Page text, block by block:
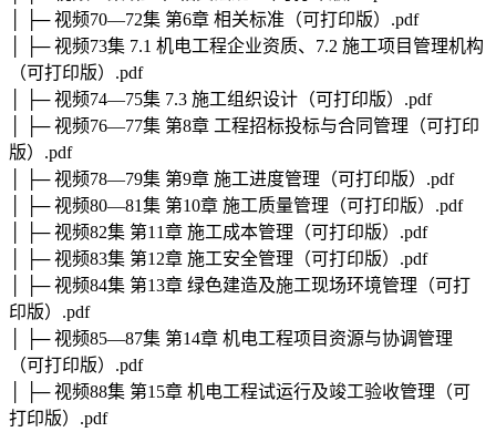
│ ├─ 视频70—72集 第6章 相关标准（可打印版）.pdf
│ ├─ 视频73集 7.1 机电工程企业资质、7.2 施工项目管理机构
（可打印版）.pdf
│ ├─ 视频74—75集 7.3 施工组织设计（可打印版）.pdf
│ ├─ 视频76—77集 第8章 工程招标投标与合同管理（可打印
版）.pdf
│ ├─ 视频78—79集 第9章 施工进度管理（可打印版）.pdf
│ ├─ 视频80—81集 第10章 施工质量管理（可打印版）.pdf
│ ├─ 视频82集 第11章 施工成本管理（可打印版）.pdf
│ ├─ 视频83集 第12章 施工安全管理（可打印版）.pdf
│ ├─ 视频84集 第13章 绿色建造及施工现场环境管理（可打
印版）.pdf
│ ├─ 视频85—87集 第14章 机电工程项目资源与协调管理
（可打印版）.pdf
│ ├─ 视频88集 第15章 机电工程试运行及竣工验收管理（可
打印版）.pdf